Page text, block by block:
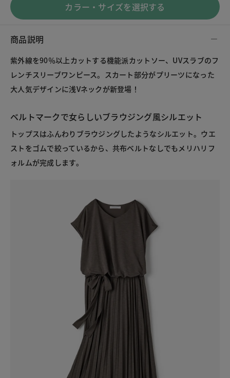
カラー・サイズを選択する
商品説明
紫外線を90％以上カットする機能派カットソー、UVスラブのフ
レンチスリーブワンピース。スカート部分がプリーツになった
大人気デザインに浅Vネックが新登場！
ベルトマークで女らしいブラウジング風シルエット
トップスはふんわりブラウジングしたようなシルエット。ウエ
ストをゴムで絞っているから、共布ベルトなしでもメリハリフ
ォルムが完成します。